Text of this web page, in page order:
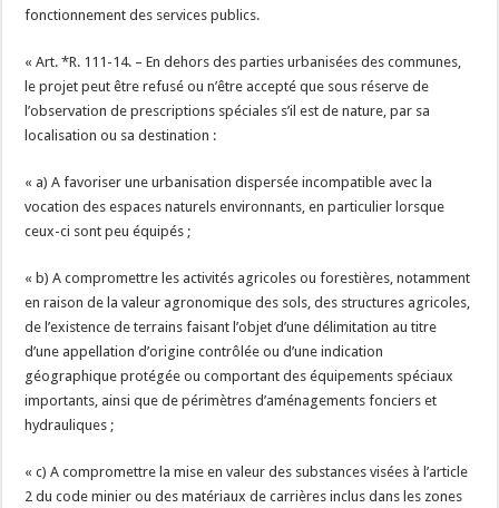
fonctionnement des services publics.
« Art. *R. 111-14. – En dehors des parties urbanisées des communes,
le projet peut être refusé ou n’être accepté que sous réserve de
l’observation de prescriptions spéciales s’il est de nature, par sa
localisation ou sa destination :
« a) A favoriser une urbanisation dispersée incompatible avec la
vocation des espaces naturels environnants, en particulier lorsque
ceux-ci sont peu équipés ;
« b) A compromettre les activités agricoles ou forestières, notamment
en raison de la valeur agronomique des sols, des structures agricoles,
de l’existence de terrains faisant l’objet d’une délimitation au titre
d’une appellation d’origine contrôlée ou d’une indication
géographique protégée ou comportant des équipements spéciaux
importants, ainsi que de périmètres d’aménagements fonciers et
hydrauliques ;
« c) A compromettre la mise en valeur des substances visées à l’article
2 du code minier ou des matériaux de carrières inclus dans les zones